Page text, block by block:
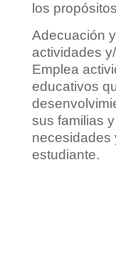
los
Adecuación
actividades
Emplea
educativos
sus familias
necesidades
estudiante.